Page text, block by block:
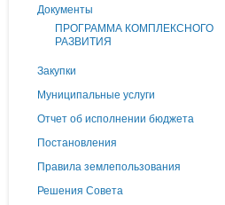
Документы
ПРОГРАММА КОМПЛЕКСНОГО
РАЗВИТИЯ
Закупки
Муниципальные услуги
Отчет об исполнении бюджета
Постановления
Правила землепользования
Решения Совета